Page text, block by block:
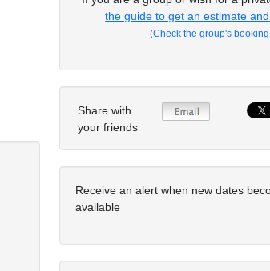
the guide to get an estimate
(Check the group's
Share with
your friends
Receive an alert when new dates
available